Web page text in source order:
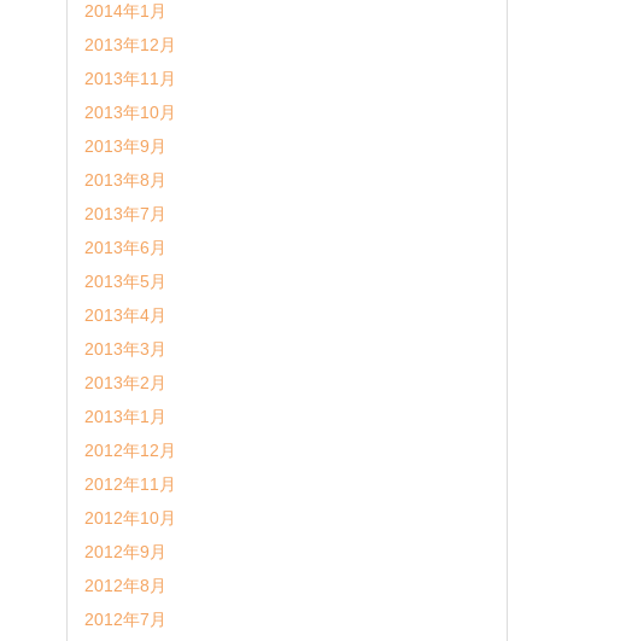
2014年1月
2013年12月
2013年11月
2013年10月
2013年9月
2013年8月
2013年7月
2013年6月
2013年5月
2013年4月
2013年3月
2013年2月
2013年1月
2012年12月
2012年11月
2012年10月
2012年9月
2012年8月
2012年7月